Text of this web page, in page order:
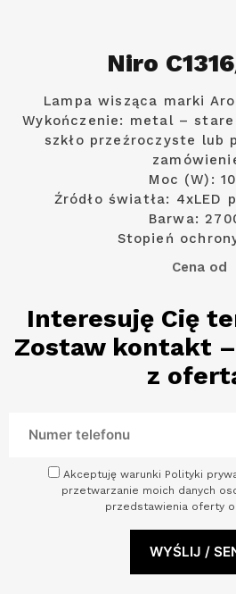
Niro
Lampa wisząca marki
Wykończenie: metal –
szkło przeźroczyste lub
Moc (W):
Źródło światła: 4xLED
Barwa:
Stopień
Cena od
Interesuję Cię
Zostaw kontakt
z
Akceptuję warunki Polityki
przetwarzanie moich danych
przedstawienia oferty